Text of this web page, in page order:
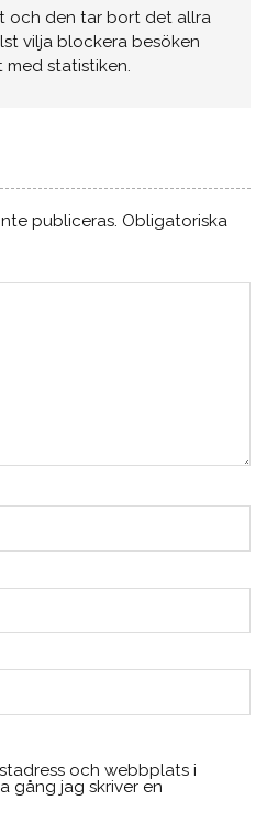
och den tar bort det allra
vilja blockera besöken
statistiken.
publiceras. Obligatoriska
och webbplats i
gång jag skriver en